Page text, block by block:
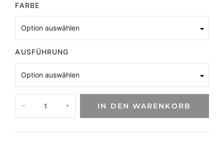
FARBE
AUSFÜHRUNG
g
− + IN DEN WARENKORB